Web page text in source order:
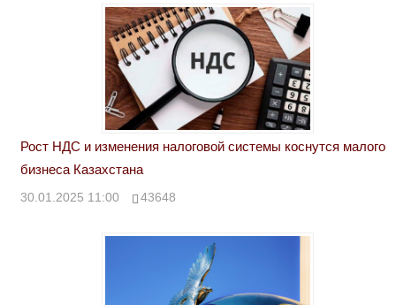
Рост НДС и изменения налоговой системы коснутся малого
бизнеса Казахстана
30.01.2025 11:00 43648